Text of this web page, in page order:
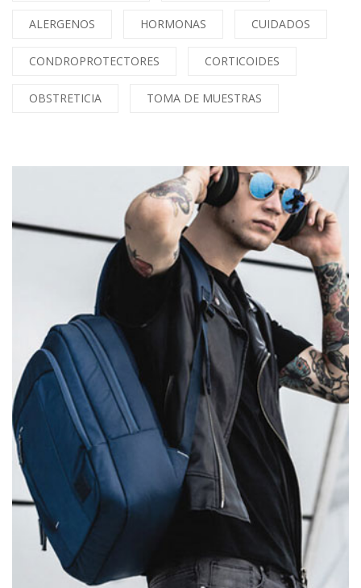
ALERGENOS HORMONAS CUIDADOS
CONDROPROTECTORES CORTICOIDES
OBSTRETICIA TOMA DE MUESTRAS